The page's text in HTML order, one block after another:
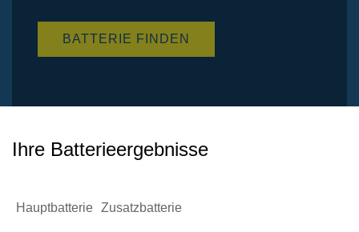
BATTERIE FINDEN
Ihre Batterieergebnisse
Hauptbatterie Zusatzbatterie